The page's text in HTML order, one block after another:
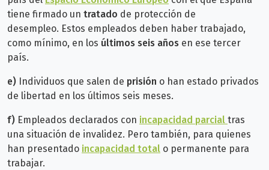
tiene firmado un tratado de protección de
desempleo. Estos empleados deben haber trabajado,
como mínimo, en los últimos seis años en ese tercer
país.
e) Individuos que salen de prisión o han estado privados
de libertad en los últimos seis meses.
f) Empleados declarados con incapacidad parcial tras
una situación de invalidez. Pero también, para quienes
han presentado incapacidad total o permanente para
trabajar.